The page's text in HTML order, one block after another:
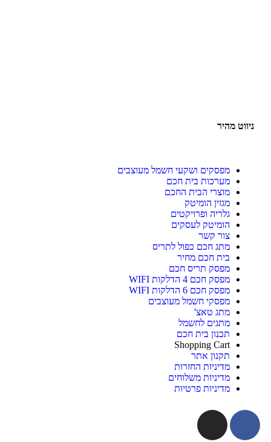
ניווט מהיר
מפסקים ושקעי חשמל מעוצבים
מערכות בית חכם
מוצרי הבית החכם
מגזין הומיטק
גלריה ופרויקטים
הומיטק לעסקים
צור קשר
מתג חכם כפול לתריס
בית חכם מחיר
מפסק תריס חכם
מפסק חכם 4 הדלקות WIFI
מפסק חכם 6 הדלקות WIFI
מפסקי חשמל מעוצבים
מתג טאצ'
מתגים לחשמל
תכנון בית חכם
Shopping Cart
תקנון אתר
מדיניות החזרות
מדיניות משלוחים
מדיניות פרטיות